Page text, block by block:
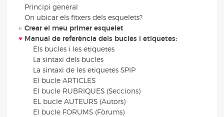
Principi general
On ubicar els fitxers dels esquelets?
Crear el meu primer esquelet
Manual de referència dels bucles i etiquetes:
Els bucles i les etiquetes
La sintaxi dels bucles
La sintaxi de les etiquetes SPIP
El bucle ARTICLES
El bucle RUBRIQUES (Seccions)
EL bucle AUTEURS (Autors)
El bucle FORUMS (Fòrums)